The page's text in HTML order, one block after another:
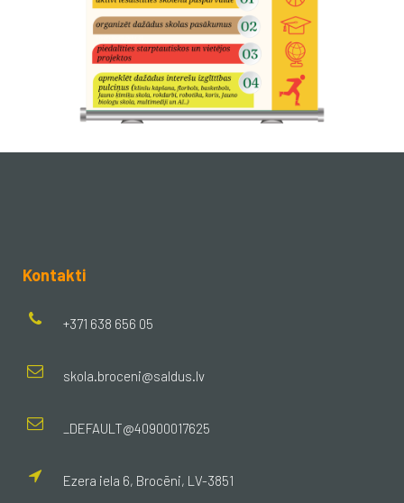
Kontakti
+371 638 656 05
skola.broceni@saldus.lv
_DEFAULT@40900017625
Ezera iela 6, Brocēni, LV-3851